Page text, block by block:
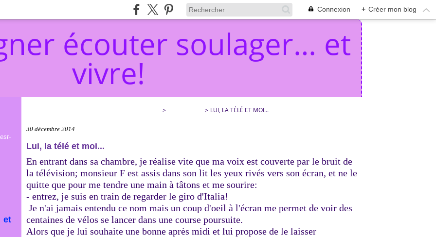
Connexion + Créer mon blog
écouter soulager… et
vivre!
et
> > LUI, LA TÉLÉ ET MOI...
30 décembre 2014
Lui, la télé et moi...
En entrant dans sa chambre, je réalise vite que ma voix est couverte par le bruit de
la télévision; monsieur F est assis dans son lit les yeux rivés vers son écran, et ne le
quitte que pour me tendre une main à tâtons et me sourire:
- entrez, je suis en train de regarder le giro d'Italia!
Je n'ai jamais entendu ce nom mais un coup d'oeil à l'écran me permet de voir des
centaines de vélos se lancer dans une course poursuite.
Alors que je lui souhaite une bonne après midi et lui propose de le laisser